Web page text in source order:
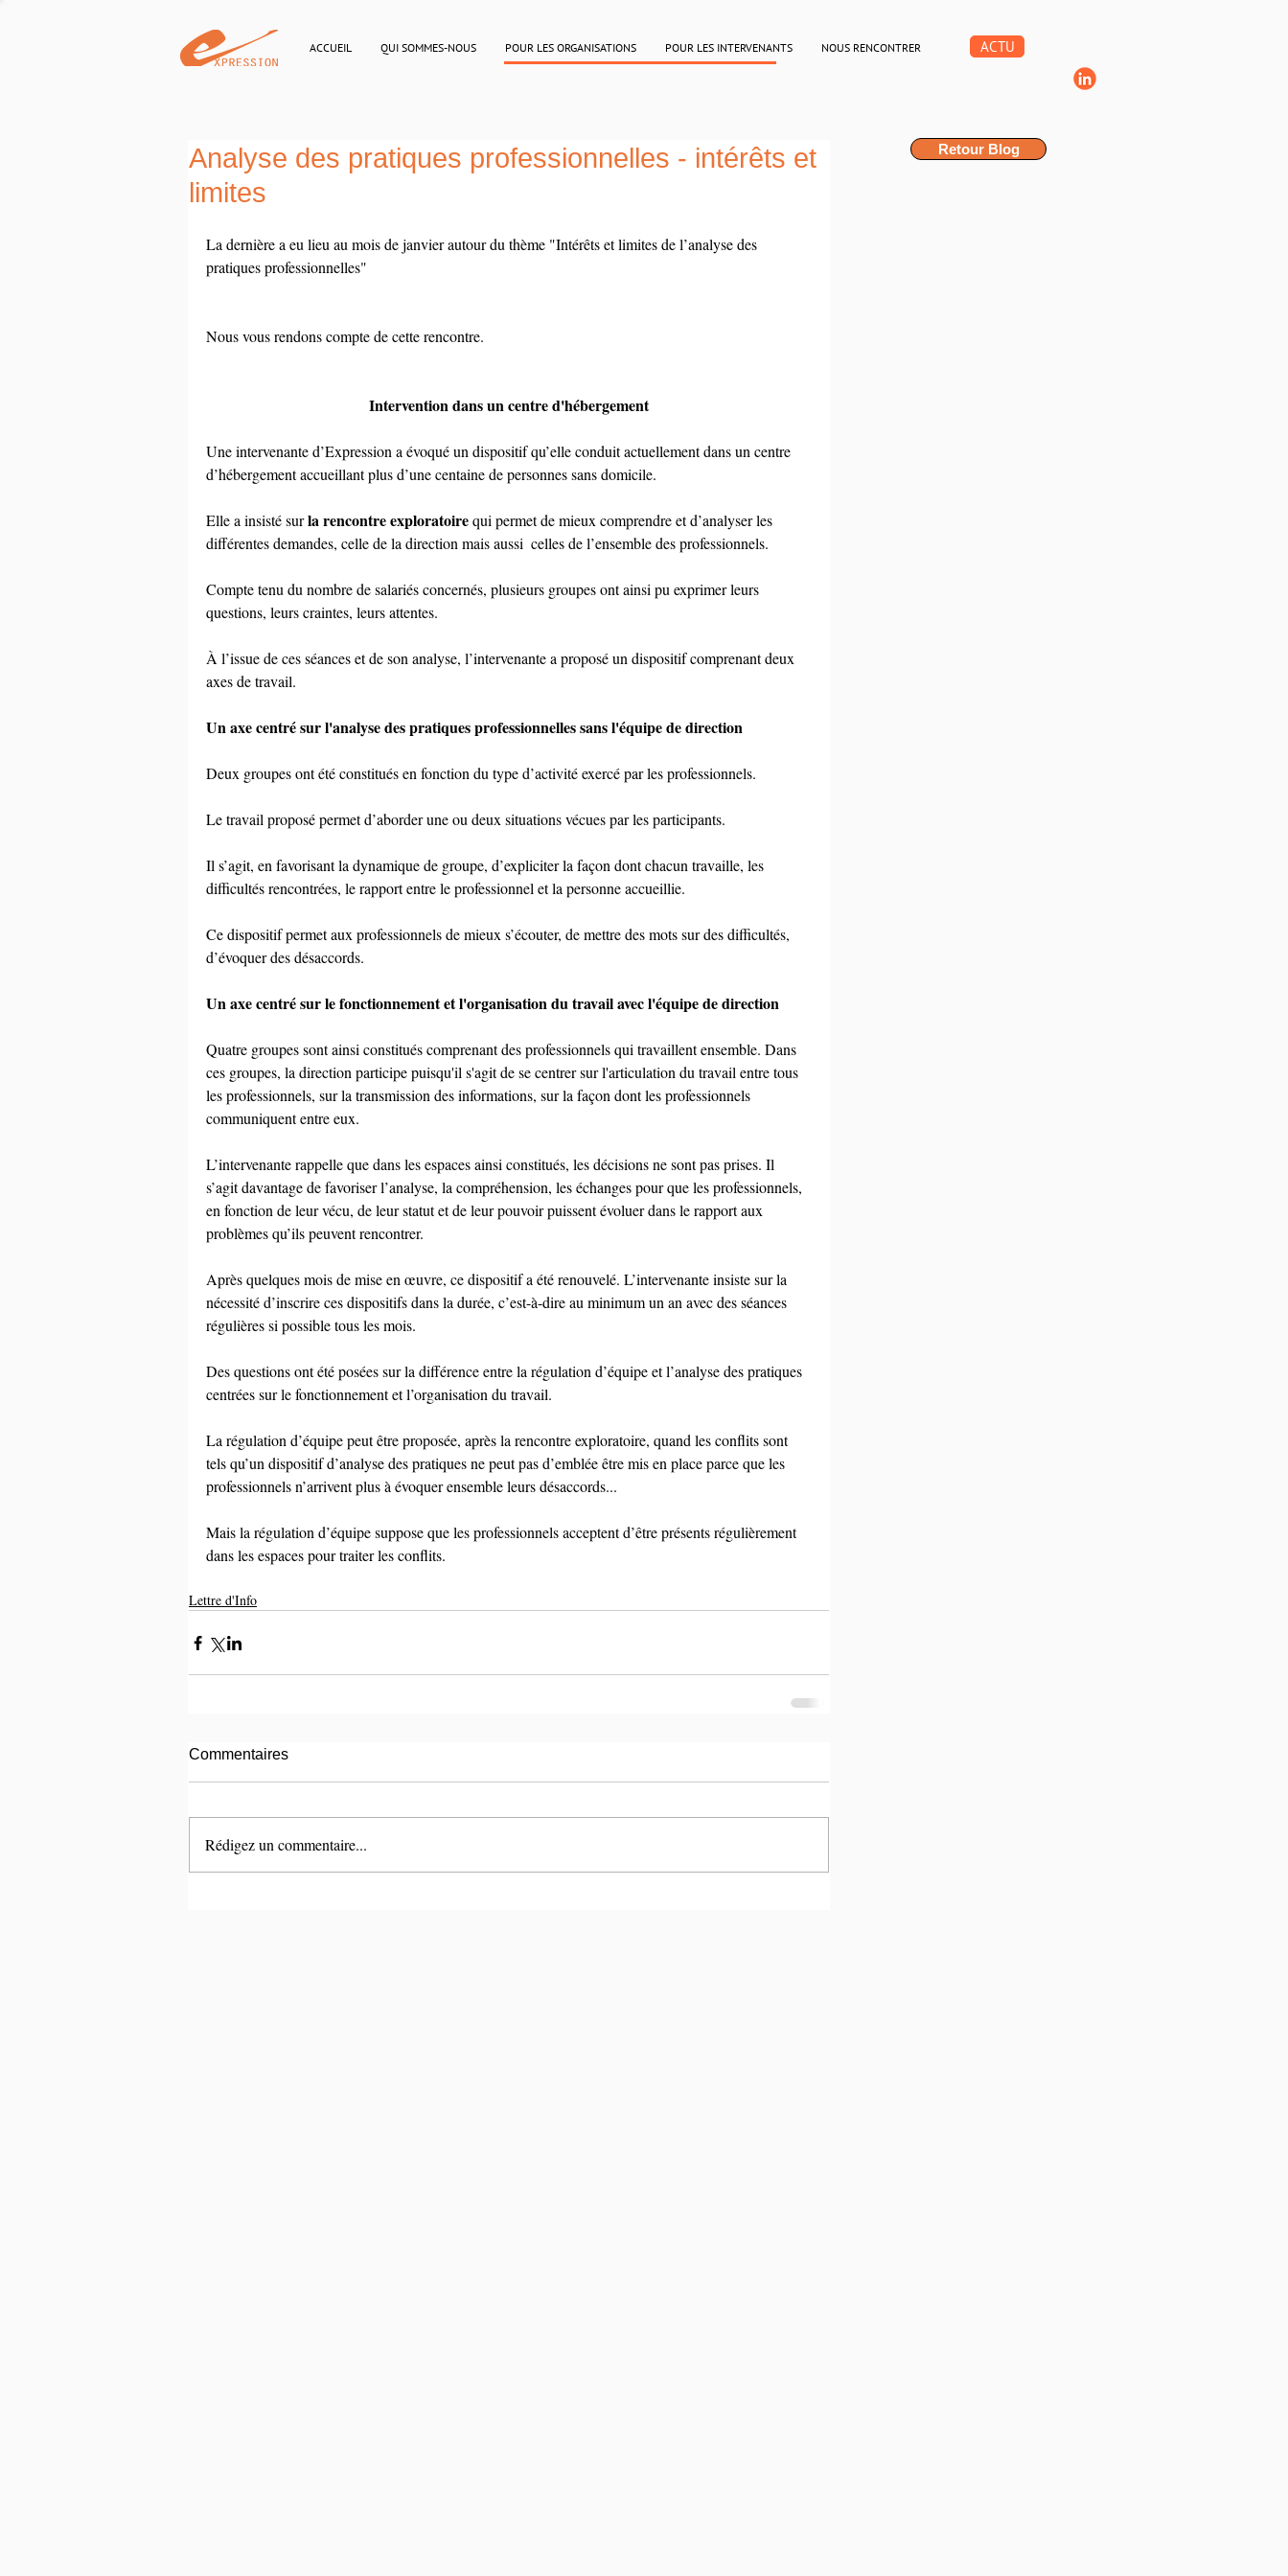
ACCUEIL QUI SOMMES-NOUS POUR LES ORGANISATIONS POUR LES INTERVENANTS NOUS RENCONTRER ACTU
Analyse des pratiques professionnelles - intérêts et
limites
La dernière a eu lieu au mois de janvier autour du thème "Intérêts et limites de l’analyse des
pratiques professionnelles"
Nous vous rendons compte de cette rencontre.
Intervention dans un centre d'hébergement
Une intervenante d’Expression a évoqué un dispositif qu’elle conduit actuellement dans un centre
d’hébergement accueillant plus d’une centaine de personnes sans domicile.
Elle a insisté sur la rencontre exploratoire qui permet de mieux comprendre et d’analyser les
différentes demandes, celle de la direction mais aussi  celles de l’ensemble des professionnels.
Compte tenu du nombre de salariés concernés, plusieurs groupes ont ainsi pu exprimer leurs
questions, leurs craintes, leurs attentes.
À l’issue de ces séances et de son analyse, l’intervenante a proposé un dispositif comprenant deux
axes de travail.
Un axe centré sur l'analyse des pratiques professionnelles sans l'équipe de direction
Deux groupes ont été constitués en fonction du type d’activité exercé par les professionnels.
Le travail proposé permet d’aborder une ou deux situations vécues par les participants.
Il s’agit, en favorisant la dynamique de groupe, d’expliciter la façon dont chacun travaille, les
difficultés rencontrées, le rapport entre le professionnel et la personne accueillie.
Ce dispositif permet aux professionnels de mieux s’écouter, de mettre des mots sur des difficultés,
d’évoquer des désaccords.
Un axe centré sur le fonctionnement et l'organisation du travail avec l'équipe de direction
Quatre groupes sont ainsi constitués comprenant des professionnels qui travaillent ensemble. Dans
ces groupes, la direction participe puisqu'il s'agit de se centrer sur l'articulation du travail entre tous
les professionnels, sur la transmission des informations, sur la façon dont les professionnels
communiquent entre eux.
L’intervenante rappelle que dans les espaces ainsi constitués, les décisions ne sont pas prises. Il
s’agit davantage de favoriser l’analyse, la compréhension, les échanges pour que les professionnels,
en fonction de leur vécu, de leur statut et de leur pouvoir puissent évoluer dans le rapport aux
problèmes qu’ils peuvent rencontrer.
Après quelques mois de mise en œuvre, ce dispositif a été renouvelé. L’intervenante insiste sur la
nécessité d’inscrire ces dispositifs dans la durée, c’est-à-dire au minimum un an avec des séances
régulières si possible tous les mois.
Des questions ont été posées sur la différence entre la régulation d’équipe et l’analyse des pratiques
centrées sur le fonctionnement et l’organisation du travail.
La régulation d’équipe peut être proposée, après la rencontre exploratoire, quand les conflits sont
tels qu’un dispositif d’analyse des pratiques ne peut pas d’emblée être mis en place parce que les
professionnels n’arrivent plus à évoquer ensemble leurs désaccords...
Mais la régulation d’équipe suppose que les professionnels acceptent d’être présents régulièrement
dans les espaces pour traiter les conflits.
Lettre d'Info
Commentaires
Rédigez un commentaire...
Retour Blog